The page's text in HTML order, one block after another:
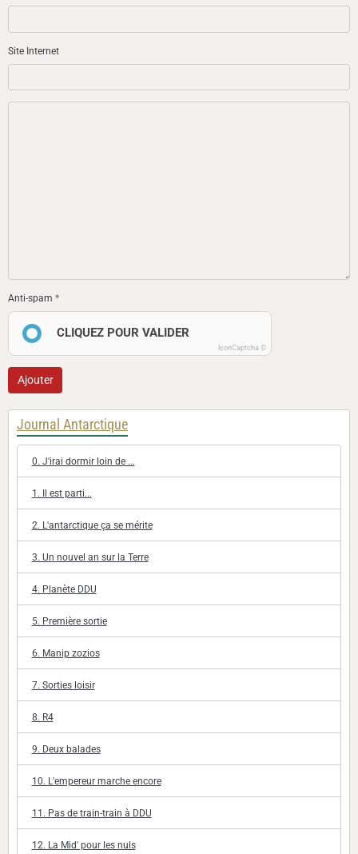
Site Internet
Anti-spam
CLIQUEZ POUR VALIDER
IconCaptcha ©
Ajouter
Journal Antarctique
0. J'irai dormir loin de ...
1. Il est parti...
2. L'antarctique ça se mérite
3. Un nouvel an sur la Terre
4. Planète DDU
5. Première sortie
6. Manip zozios
7. Sorties loisir
8. R4
9. Deux balades
10. L'empereur marche encore
11. Pas de train-train à DDU
12. La Mid' pour les nuls